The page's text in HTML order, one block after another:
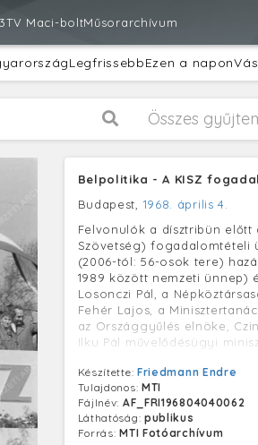
TV Maci-boltMűsorarchívum
LegfrissebbEzen a napon
Összes
Belpolitika - A KISZ
Budapest, 1968. április 4.
Felvonulók a dísztribün előtt
Szövetség) fogadalomtételi
(2006-tól: 56-osok tere)
1989 között nemzeti ünnep)
Losonczi Pál, a
Fehér Lajos, a
az Országgyűlés elnöke,
Ilku Pál művelődésügyi
Országos Tanácsának
titkára.
Készítette: Friedmann Endre
Tulajdonos: MTI
Fájlnév: AF_FRI196804040062
Láthatóság: publikus
Forrás:MTI Fotóarchívum